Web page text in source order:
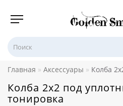
Главная Аксессуары Колба
Колба 2х2 под
тонировка